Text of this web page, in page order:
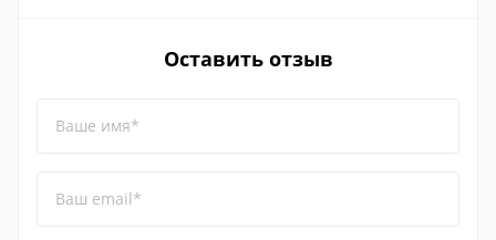
Оставить отзыв
Ваше имя*
Ваш email*